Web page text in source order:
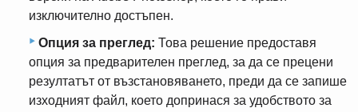
изключително достъпен.
Опция за преглед: Това решение предоставя
опция за предварителен преглед, за да се прецени
резултатът от възстановяването, преди да се запише
изходният файл, което допринася за удобството за